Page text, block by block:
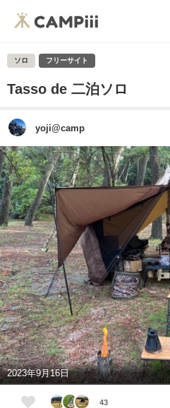
ソロ フリーサイト
Tasso de 二泊ソロ
yoji@camp
2023年9月16日
43